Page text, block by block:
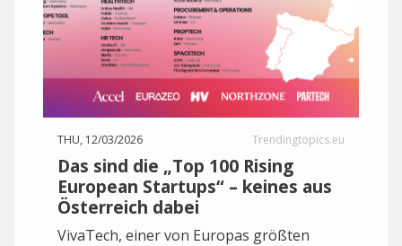
THU, 12/03/2026 Trendingtopics.eu
Das sind die „Top 100 Rising
European Startups“ – keines aus
Österreich dabei
VivaTech, einer von Europas größten